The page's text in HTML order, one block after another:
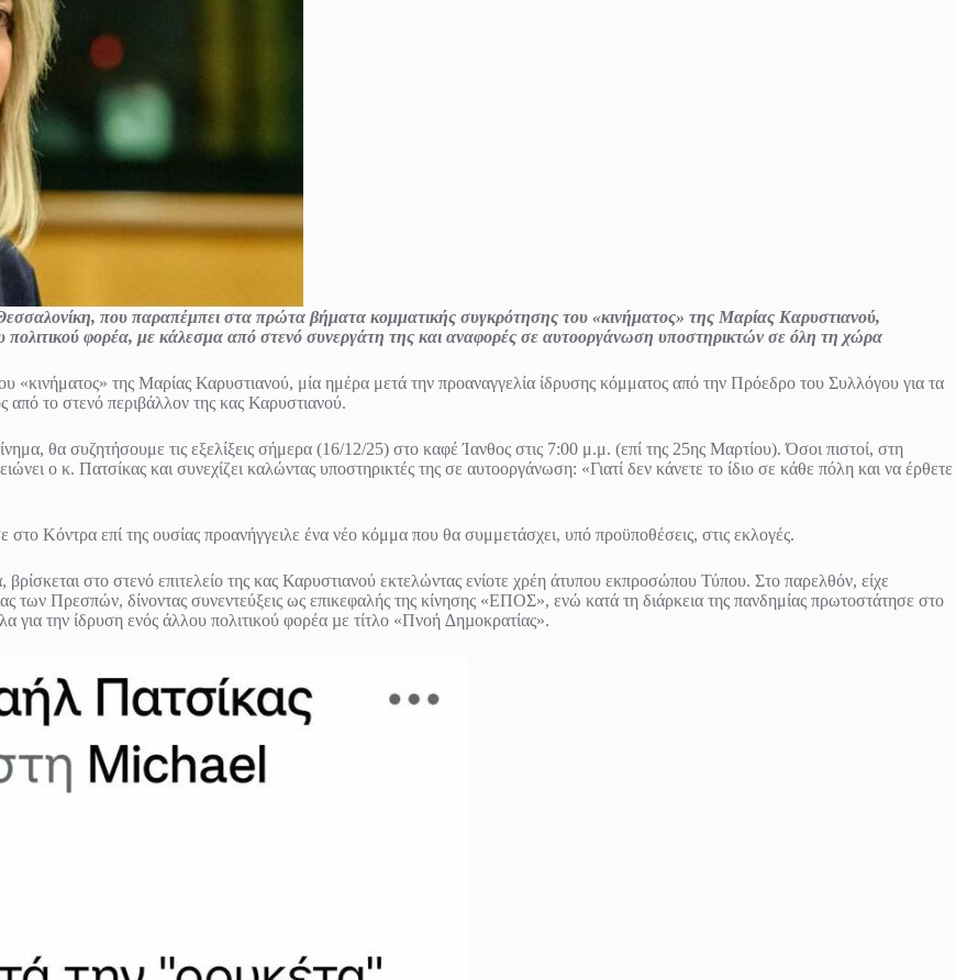
που παραπέμπει στα πρώτα βήματα κομματικής συγκρότησης του «κινήματος» της Μαρίας Καρυστιανού,
πολιτικού φορέα, με κάλεσμα από στενό συνεργάτη της και αναφορές σε αυτοοργάνωση υποστηρικτών σε όλη τη χώρα
της Μαρίας Καρυστιανού, μία ημέρα μετά την προαναγγελία ίδρυσης κόμματος από την Πρόεδρο του Συλλόγου για τα
το στενό περιβάλλον της κας Καρυστιανού.
θα συζητήσουμε τις εξελίξεις σήμερα (16/12/25) στο καφέ Ίανθος στις 7:00 μ.μ. (επί της 25ης Μαρτίου). Όσοι πιστοί, στη
ο κ. Πατσίκας και συνεχίζει καλώντας υποστηρικτές της σε αυτοοργάνωση: «Γιατί δεν κάνετε το ίδιο σε κάθε πόλη και να έρθετε
Κόντρα επί της ουσίας προανήγγειλε ένα νέο κόμμα που θα συμμετάσχει, υπό προϋποθέσεις, στις εκλογές.
στο στενό επιτελείο της κας Καρυστιανού εκτελώντας ενίοτε χρέη άτυπου εκπροσώπου Τύπου. Στο παρελθόν, είχε
Πρεσπών, δίνοντας συνεντεύξεις ως επικεφαλής της κίνησης «ΕΠΟΣ», ενώ κατά τη διάρκεια της πανδημίας πρωτοστάτησε στο
την ίδρυση ενός άλλου πολιτικού φορέα µε τίτλο «Πνοή ∆ηµοκρατίας».